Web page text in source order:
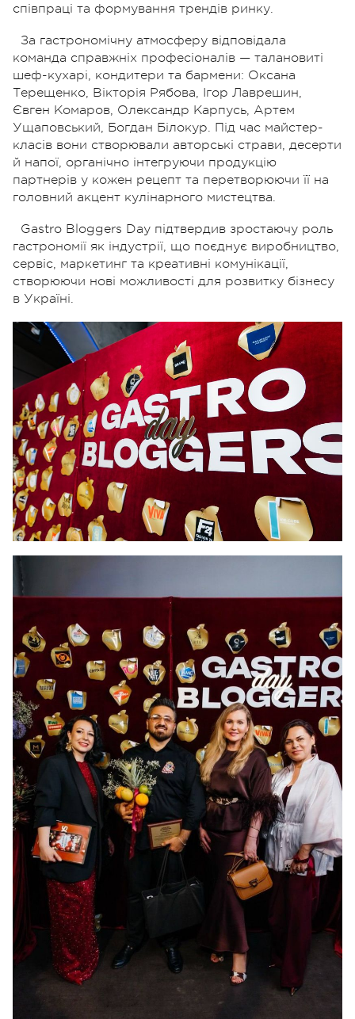
співпраці та формування трендів ринку.
За гастрономічну атмосферу відповідала
команда справжніх професіоналів — талановиті
шеф-кухарі, кондитери та бармени: Оксана
Терещенко, Вікторія Рябова, Ігор Лаврешин,
Євген Комаров, Олександр Карпусь, Артем
Ущаповський, Богдан Білокур. Під час майстер-
класів вони створювали авторські страви, десерти
й напої, органічно інтегруючи продукцію
партнерів у кожен рецепт та перетворюючи її на
головний акцент кулінарного мистецтва.
Gastro Bloggers Day підтвердив зростаючу роль
гастрономії як індустрії, що поєднує виробництво,
сервіс, маркетинг та креативні комунікації,
створюючи нові можливості для розвитку бізнесу
в Україні.